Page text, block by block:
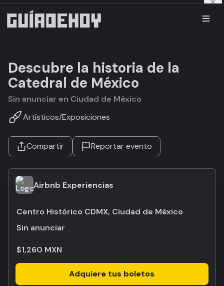
Descubre la historia de la
Catedral de México
Sin anunciar en Ciudad de México
Artísticos/Exposiciones
Compartir Reportar evento
Airbnb Experiencias
Centro Histórico CDMX, Ciudad de México
Sin anunciar
$1,260 MXN
Adquiere tus boletos